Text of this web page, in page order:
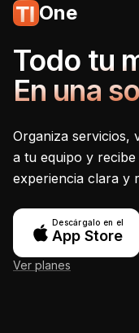
One
Todo tu
En una
Organiza servicios,
a tu equipo y
experiencia clara y
Descárgalo en el
App Store
Ver planes